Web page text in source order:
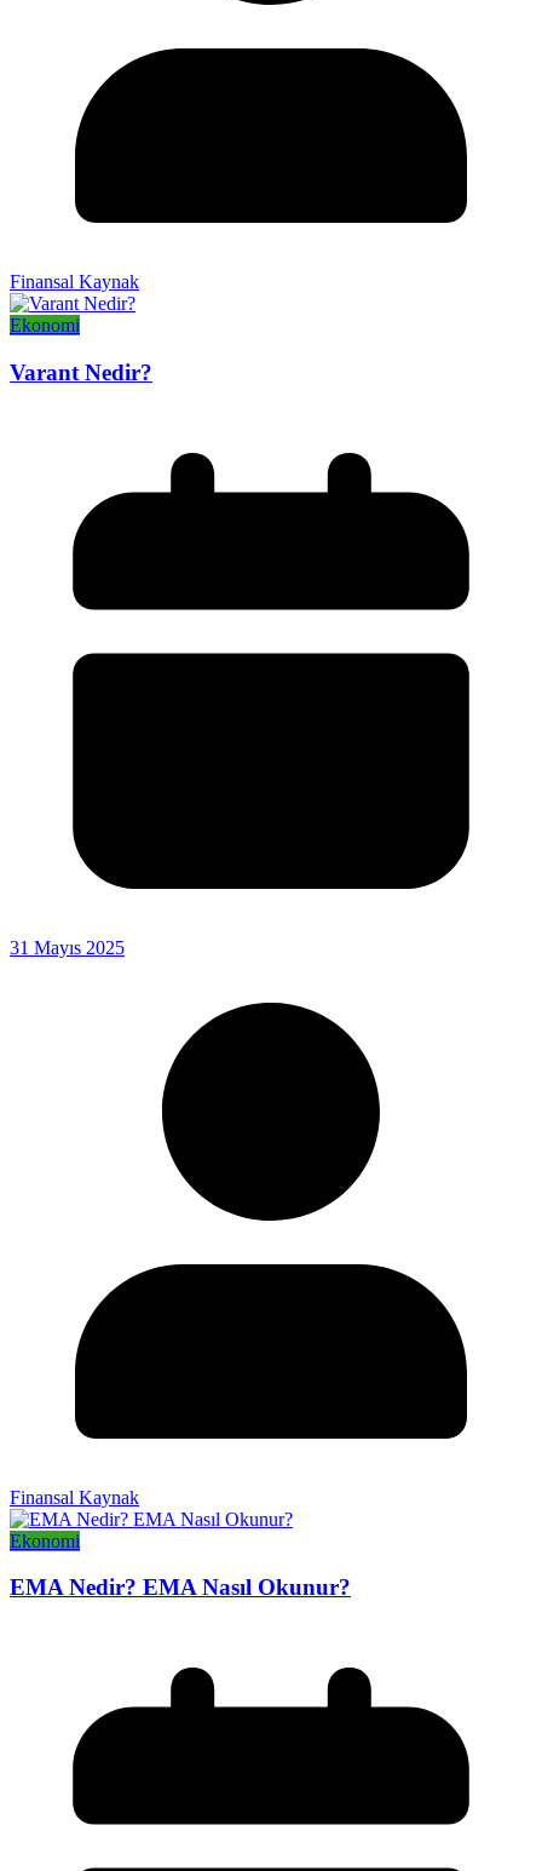
Finansal Kaynak
Ekonomi
Varant Nedir?
31 Mayıs 2025
Finansal Kaynak
Ekonomi
EMA Nedir? EMA Nasıl Okunur?